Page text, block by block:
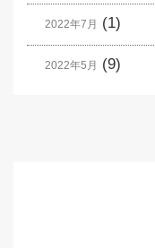
2022年7月 (1)
2022年5月 (9)